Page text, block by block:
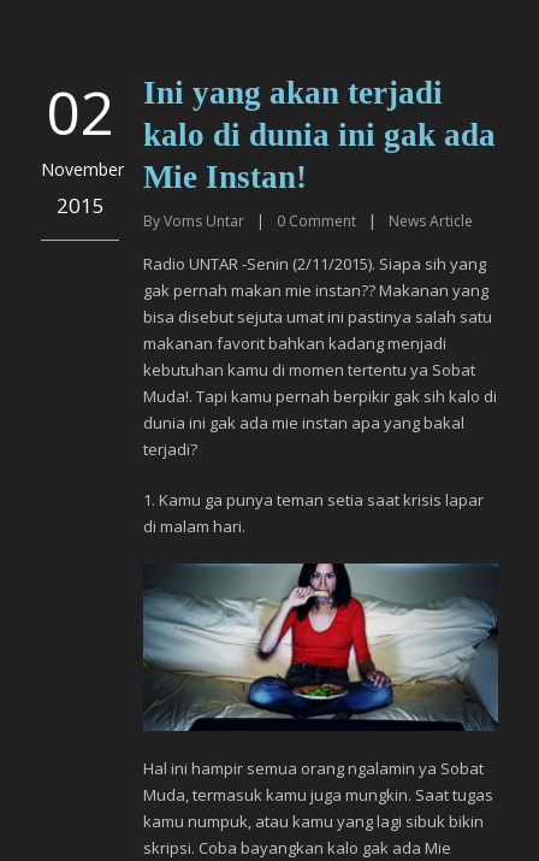
02
November
2015
Ini yang akan terjadi
kalo di dunia ini gak ada
Mie Instan!
ByVoms Untar | 0 Comment | News Article
Radio UNTAR -Senin (2/11/2015). Siapa sih yang
gak pernah makan mie instan?? Makanan yang
bisa disebut sejuta umat ini pastinya salah satu
makanan favorit bahkan kadang menjadi
kebutuhan kamu di momen tertentu ya Sobat
Muda!. Tapi kamu pernah berpikir gak sih kalo di
dunia ini gak ada mie instan apa yang bakal
terjadi?
1. Kamu ga punya teman setia saat krisis lapar
di malam hari.
Hal ini hampir semua orang ngalamin ya Sobat
Muda, termasuk kamu juga mungkin. Saat tugas
kamu numpuk, atau kamu yang lagi sibuk bikin
skripsi. Coba bayangkan kalo gak ada Mie